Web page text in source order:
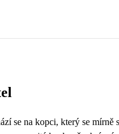
se na kopci, který se mírně